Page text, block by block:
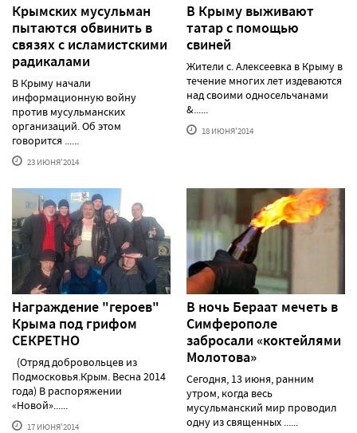
Крымских мусульман
пытаются обвинить в
связях с исламистскими
радикалами
В Крыму начали
информационную войну
против мусульманских
организаций. Об этом
говорится ......
23 ИЮНЯ'2014
В Крыму выживают
татар с помощью
свиней
Жители с. Алексеевка в Крыму в
течение многих лет издеваются
над своими односельчанами
&......
18 ИЮНЯ'2014
Награждение "героев"
Крыма под грифом
СЕКРЕТНО
(Отряд добровольцев из
Подмосковья.Крым. Весна 2014
года) В распоряжении
«Новой»......
17 ИЮНЯ'2014
В ночь Бераат мечеть в
Симферополе
забросали «коктейлями
Молотова»
Сегодня, 13 июня, ранним
утром, когда весь
мусульманский мир проводил
одну из священных ......